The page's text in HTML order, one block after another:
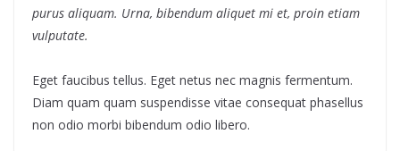
purus aliquam. Urna, bibendum aliquet mi et, proin etiam
vulputate.
Eget faucibus tellus. Eget netus nec magnis fermentum.
Diam quam quam suspendisse vitae consequat phasellus
non odio morbi bibendum odio libero.